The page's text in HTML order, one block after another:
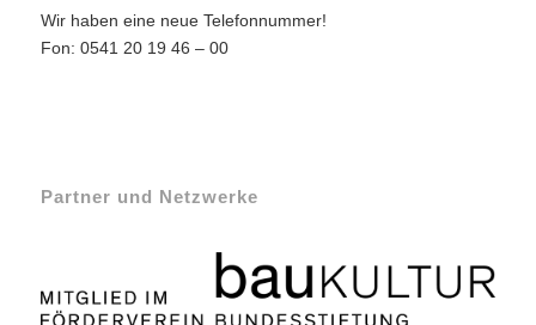
Wir haben eine neue Telefonnummer!
Fon: 0541 20 19 46 – 00
Partner und Netzwerke